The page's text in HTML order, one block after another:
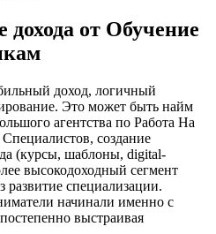
от Обучение
доход, логичный
Это может быть найм
агентства по Работа На
создание
(курсы, шаблоны, digital-
высокодоходный сегмент
развитие специализации.
начинали именно с
выстраивая